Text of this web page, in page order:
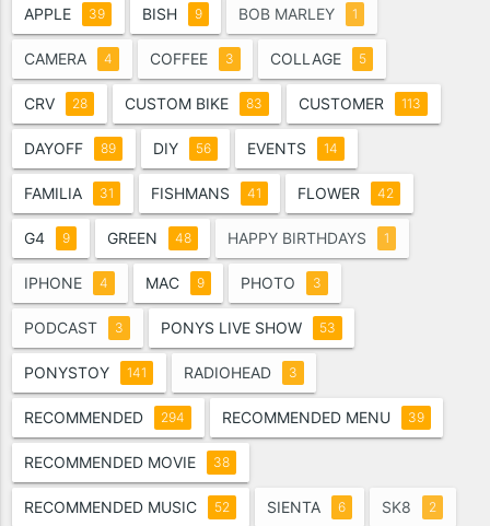
APPLE 39 BISH 9 BOB MARLEY 1
CAMERA 4 COFFEE 3 COLLAGE 5
CRV 28 CUSTOM BIKE 83 CUSTOMER 113
DAYOFF 89 DIY 56 EVENTS 14
FAMILIA 31 FISHMANS 41 FLOWER 42
G4 9 GREEN 48 HAPPY BIRTHDAYS 1
IPHONE 4 MAC 9 PHOTO 3
PODCAST 3 PONYS LIVE SHOW 53
PONYSTOY 141 RADIOHEAD 3
RECOMMENDED 294 RECOMMENDED MENU 39
RECOMMENDED MOVIE 38
RECOMMENDED MUSIC 52 SIENTA 6 SK8 2